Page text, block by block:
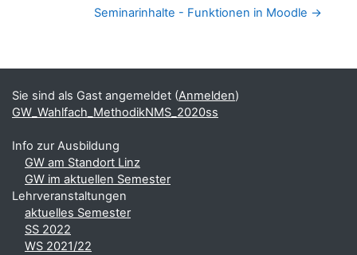
Seminarinhalte - Funktionen in Moodle →
Ergänzungsblöcke
Sie sind als Gast angemeldet (Anmelden)
GW_Wahlfach_MethodikNMS_2020ss
Info zur Ausbildung
GW am Standort Linz
GW im aktuellen Semester
Lehrveranstaltungen
aktuelles Semester
SS 2022
WS 2021/22